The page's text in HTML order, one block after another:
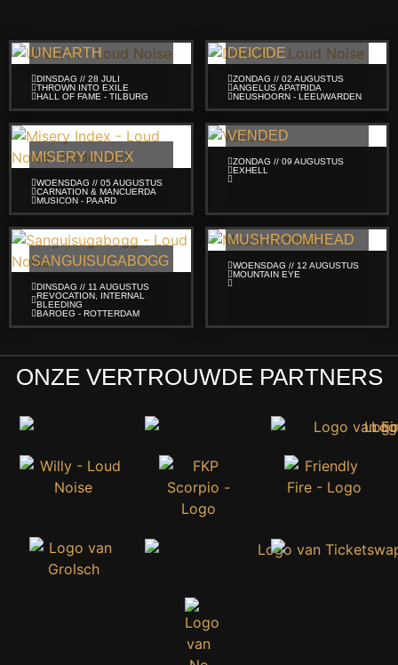
UNEARTH
DINSDAG // 28 JULI
THROWN INTO EXILE
HALL OF FAME - TILBURG
DEICIDE
ZONDAG // 02 AUGUSTUS
ANGELUS APATRIDA
NEUSHOORN - LEEUWARDEN
MISERY INDEX
WOENSDAG // 05 AUGUSTUS
CARNATION & MANCUERDA
MUSICON - PAARD
VENDED
ZONDAG // 09 AUGUSTUS
EXHELL
SANGUISUGABOGG
DINSDAG // 11 AUGUSTUS
REVOCATION, INTERNAL
BLEEDING
BAROEG - ROTTERDAM
MUSHROOMHEAD
WOENSDAG // 12 AUGUSTUS
MOUNTAIN EYE
ONZE VERTROUWDE PARTNERS